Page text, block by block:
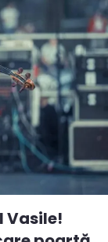
Vasile!